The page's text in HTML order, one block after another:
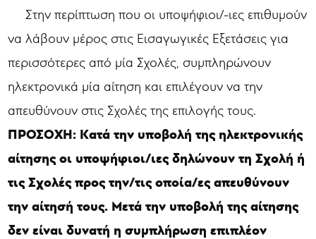
Στην περίπτωση που οι υποψήφιοι/-ιες επιθυμούν
να λάβουν μέρος στις Εισαγωγικές Εξετάσεις για
περισσότερες από μία Σχολές, συμπληρώνουν
ηλεκτρονικά μία αίτηση και επιλέγουν να την
απευθύνουν στις Σχολές της επιλογής τους.
ΠΡΟΣΟΧΗ: Κατά την υποβολή της ηλεκτρονικής
αίτησης οι υποψήφιοι/ιες δηλώνουν τη Σχολή ή
τις Σχολές προς την/τις οποία/ες απευθύνουν
την αίτησή τους. Μετά την υποβολή της αίτησης
δεν είναι δυνατή η συμπλήρωση επιπλέον